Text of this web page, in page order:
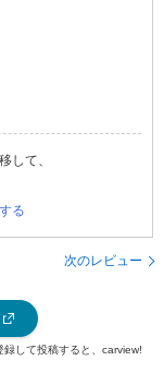
して、
る
次のレビュー
して投稿すると、carview!